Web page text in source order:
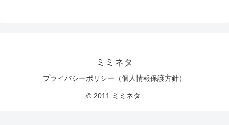
ミミネタ
プライバシーポリシー（個人情報保護方針）
© 2011 ミミネタ.